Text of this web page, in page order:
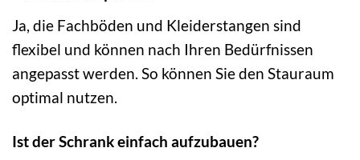
Ja, die Fachböden und Kleiderstangen sind
flexibel und können nach Ihren Bedürfnissen
angepasst werden. So können Sie den Stauraum
optimal nutzen.
Ist der Schrank einfach aufzubauen?